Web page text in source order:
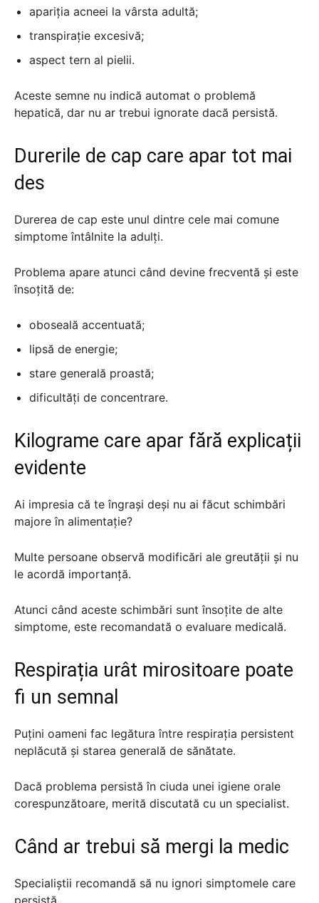
apariția acneei la vârsta adultă;
transpirație excesivă;
aspect tern al pielii.
Aceste semne nu indică automat o problemă
hepatică, dar nu ar trebui ignorate dacă persistă.
Durerile de cap care apar tot mai
des
Durerea de cap este unul dintre cele mai comune
simptome întâlnite la adulți.
Problema apare atunci când devine frecventă și este
însoțită de:
oboseală accentuată;
lipsă de energie;
stare generală proastă;
dificultăți de concentrare.
Kilograme care apar fără explicații
evidente
Ai impresia că te îngrași deși nu ai făcut schimbări
majore în alimentație?
Multe persoane observă modificări ale greutății și nu
le acordă importanță.
Atunci când aceste schimbări sunt însoțite de alte
simptome, este recomandată o evaluare medicală.
Respirația urât mirositoare poate
fi un semnal
Puțini oameni fac legătura între respirația persistent
neplăcută și starea generală de sănătate.
Dacă problema persistă în ciuda unei igiene orale
corespunzătoare, merită discutată cu un specialist.
Când ar trebui să mergi la medic
Specialiștii recomandă să nu ignori simptomele care
persistă.